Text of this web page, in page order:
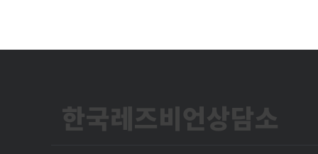
한국레즈비언상담소